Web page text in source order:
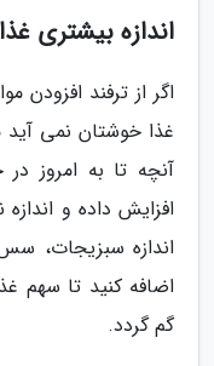
اندازه بیشتری
اگر از ترفند افزودن
غذا خوشتان نمی آید
آنچه تا به امروز
افزایش داده و
اندازه سبزیجات،
اضافه کنید تا سهم
گم گردد.